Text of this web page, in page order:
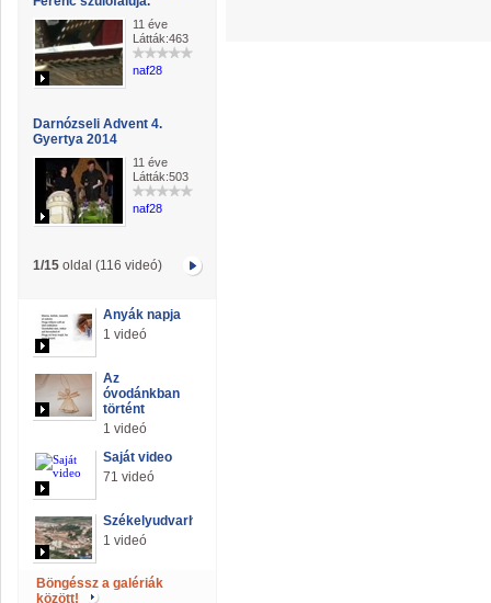
11 éve
Látták:463
naf28
Darnózseli Advent 4.
Gyertya 2014
11 éve
Látták:503
naf28
1/15 oldal (116 videó)
Anyák napja
1 videó
Az
óvodánkban
történt
1 videó
Saját video
71 videó
Székelyudvarhely
1 videó
Böngéssz a galériák
között!